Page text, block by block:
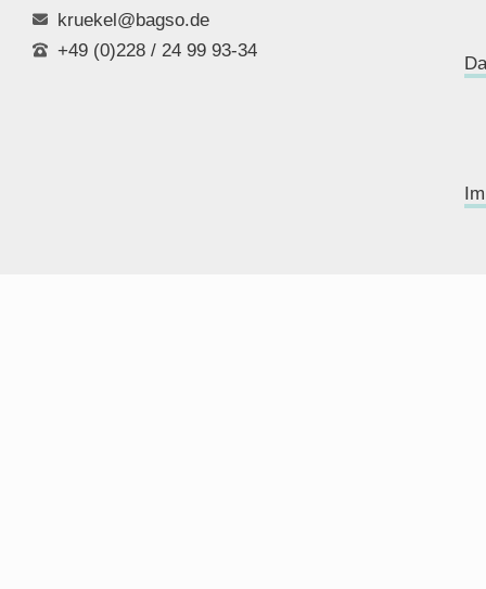
kruekel@bagso.de
+49 (0)228 / 24 99 93-34